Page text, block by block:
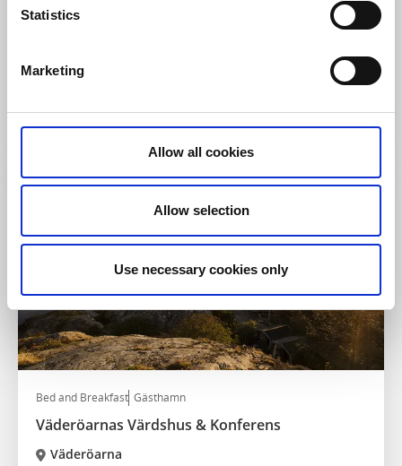
Statistics
Marketing
Allow all cookies
Allow selection
Use necessary cookies only
Privat båtcharter och uthyrning i Bohusläns skärgård
Bed and Breakfast Gästhamn
Väderöarnas Värdshus & Konferens
Väderöarna